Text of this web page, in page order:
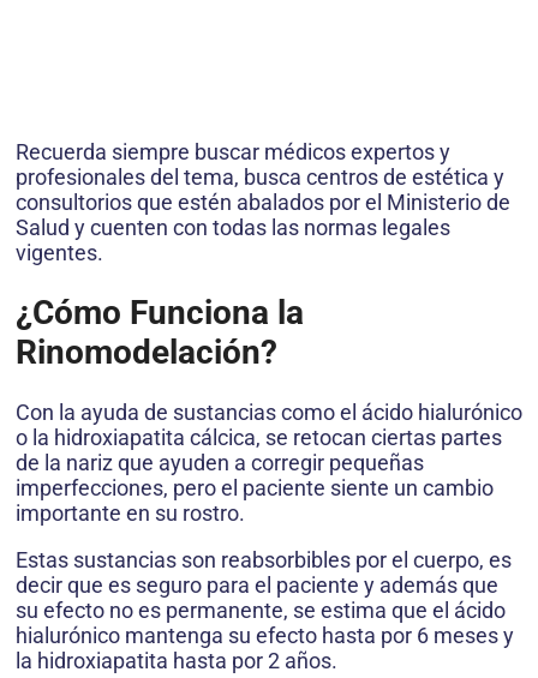
Recuerda siempre buscar médicos expertos y
profesionales del tema, busca centros de estética y
consultorios que estén abalados por el Ministerio de
Salud y cuenten con todas las normas legales
vigentes.
¿Cómo Funciona la
Rinomodelación?
Con la ayuda de sustancias como el ácido hialurónico
o la hidroxiapatita cálcica, se retocan ciertas partes
de la nariz que ayuden a corregir pequeñas
imperfecciones, pero el paciente siente un cambio
importante en su rostro.
Estas sustancias son reabsorbibles por el cuerpo, es
decir que es seguro para el paciente y además que
su efecto no es permanente, se estima que el ácido
hialurónico mantenga su efecto hasta por 6 meses y
la hidroxiapatita hasta por 2 años.